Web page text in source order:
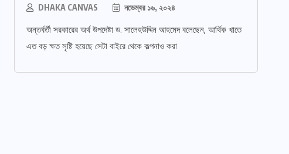
DHAKA CANVAS নভেম্বর ১৬, ২০২৪
অন্তর্বর্তী সরকারের অর্থ উপদেষ্টা ড. সালেহউদ্দিন আহমেদ বলেছেন, আর্থিক খাতে
এত বড় ক্ষত সৃষ্টি হয়েছে সেটা বাইরে থেকে কল্পনাও করা